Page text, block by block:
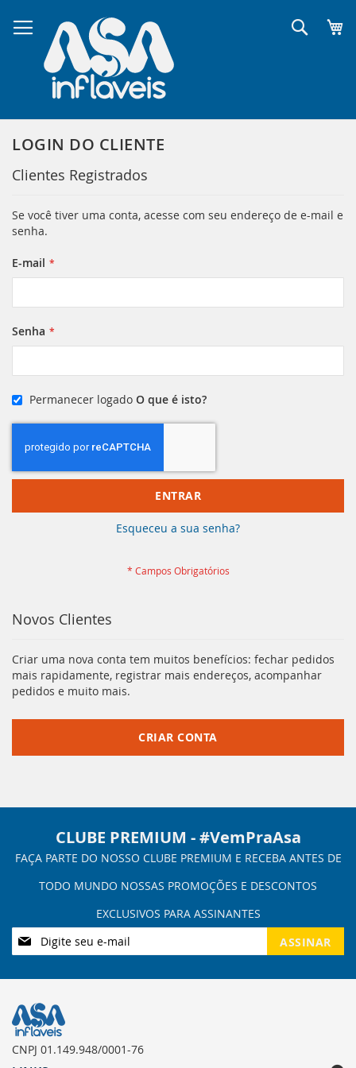
para
o
conteúdo
LOGIN DO CLIENTE
Clientes Registrados
Se você tiver uma conta, acesse com seu endereço de e-mail e
senha.
E-mail
Senha
Permanecer logado O que é isto?
ENTRAR
Esqueceu a sua senha?
Novos Clientes
Criar uma nova conta tem muitos benefícios: fechar pedidos
mais rapidamente, registrar mais endereços, acompanhar
pedidos e muito mais.
CRIAR CONTA
CLUBE PREMIUM - #VemPraAsa
Inscreva-
se
nossa
ASSINAR
CNPJ 01.149.948/0001-76